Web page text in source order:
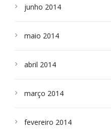
junho 2014
maio 2014
abril 2014
março 2014
fevereiro 2014